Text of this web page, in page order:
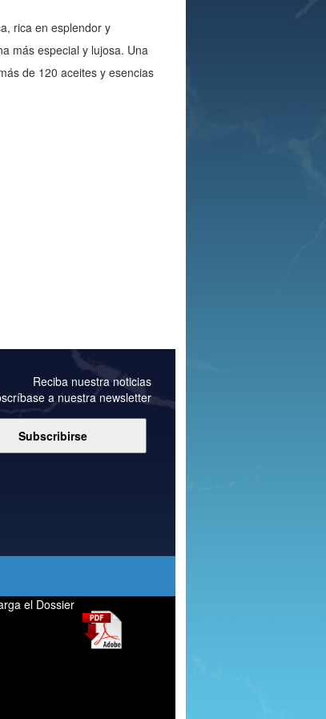
rica en esplendor y
más especial y lujosa. Una
de 120 aceites y esencias
Reciba nuestra noticias
a nuestra newsletter
el Dossier